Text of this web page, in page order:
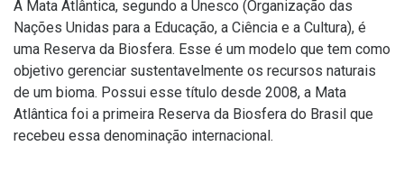
A Mata Atlântica, segundo a Unesco (Organização das
Nações Unidas para a Educação, a Ciência e a Cultura), é
uma Reserva da Biosfera. Esse é um modelo que tem como
objetivo gerenciar sustentavelmente os recursos naturais
de um bioma. Possui esse título desde 2008, a Mata
Atlântica foi a primeira Reserva da Biosfera do Brasil que
recebeu essa denominação internacional.